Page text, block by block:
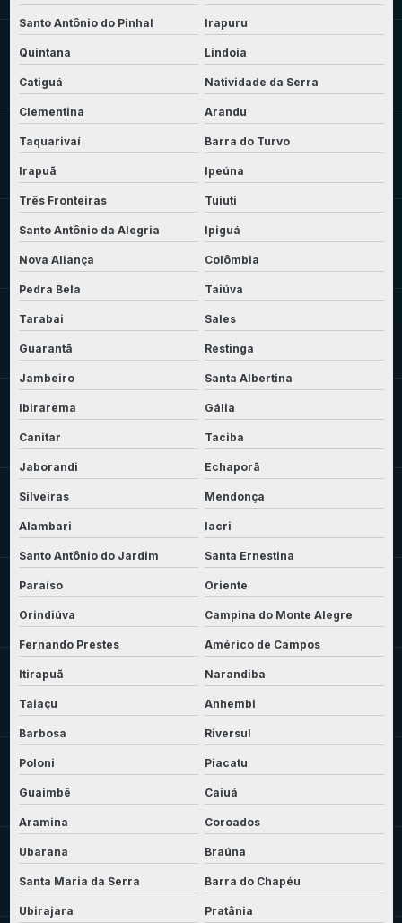
Santo Antônio do Pinhal Irapuru
Quintana Lindoia
Catiguá Natividade da Serra
Clementina Arandu
Taquarivaí Barra do Turvo
Irapuã Ipeúna
Três Fronteiras Tuiuti
Santo Antônio da Alegria Ipiguá
Nova Aliança Colômbia
Pedra Bela Taiúva
Tarabai Sales
Guarantã Restinga
Jambeiro Santa Albertina
Ibirarema Gália
Canitar Taciba
Jaborandi Echaporã
Silveiras Mendonça
Alambari Iacri
Santo Antônio do Jardim Santa Ernestina
Paraíso Oriente
Orindiúva Campina do Monte Alegre
Fernando Prestes Américo de Campos
Itirapuã Narandiba
Taiaçu Anhembi
Barbosa Riversul
Poloni Piacatu
Guaimbê Caiuá
Aramina Coroados
Ubarana Braúna
Santa Maria da Serra Barra do Chapéu
Ubirajara Pratânia